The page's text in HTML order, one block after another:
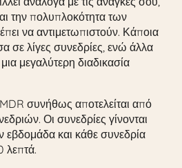
την πολυπλοκότητα των
να αντιμετωπιστούν. Κάποια
σε λίγες συνεδρίες, ενώ άλλα
μεγαλύτερη διαδικασία
συνήθως αποτελείται από
Οι συνεδρίες γίνονται
και κάθε συνεδρία
λεπτά.